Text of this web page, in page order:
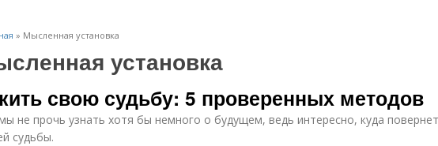
» Мысленная установка
установка
свою судьбу: 5 проверенных методов
не прочь узнать хотя бы немного о будущем, ведь интересно, куда
судьбы.